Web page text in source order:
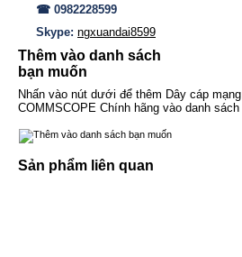
☎ 0982228599
Skype: ngxuandai8599
Thêm vào danh sách
bạn muốn
Nhấn vào nút dưới để thêm Dây cáp
COMMSCOPE Chính hãng vào danh
Sản phẩm liên quan